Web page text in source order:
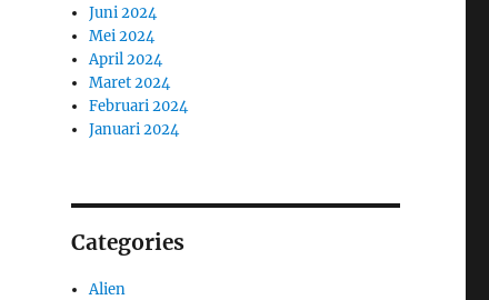
Juni 2024
Mei 2024
April 2024
Maret 2024
Februari 2024
Januari 2024
Categories
Alien